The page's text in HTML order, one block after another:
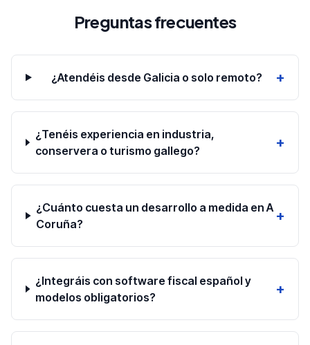
Preguntas frecuentes
¿Atendéis desde Galicia o solo remoto? +
¿Tenéis experiencia en industria,
conservera o turismo gallego?
+
¿Cuánto cuesta un desarrollo a medida en A
Coruña?
+
¿Integráis con software fiscal español y
modelos obligatorios?
+